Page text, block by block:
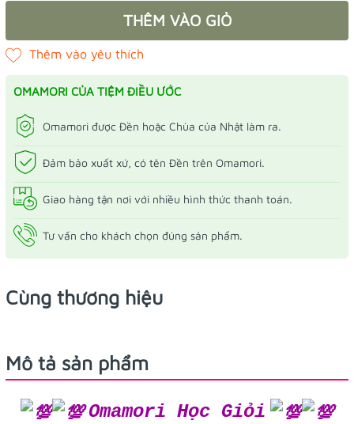
THÊM VÀO GIỎ
OMAMORI CỦA TIỆM ĐIỀU ƯỚC
Omamori được Đền hoặc Chùa của Nhật làm ra.
Đảm bảo xuất xứ, có tên Đền trên Omamori.
Giao hàng tận nơi với nhiều hình thức thanh toán.
Tư vấn cho khách chọn đúng sản phẩm.
Cùng thương hiệu
Mô tả sản phẩm
Omamori Học Giỏi